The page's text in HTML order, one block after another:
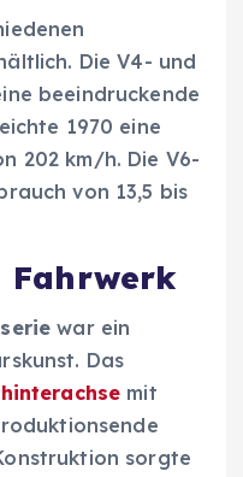
Die V4- und
beeindruckende
1970 eine
202 km/h. Die V6-
von 13,5 bis
Fahrwerk
war ein
Das
hinterachse mit
sorgte